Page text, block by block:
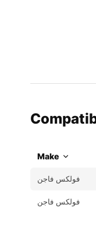
Make
فولكس فاجن
فولكس فاجن